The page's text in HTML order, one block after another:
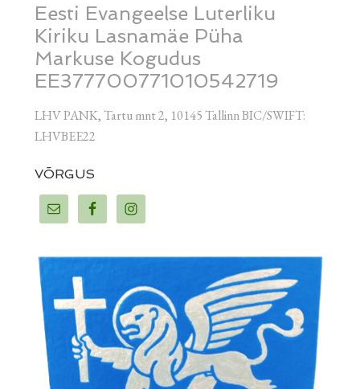
Eesti Evangeelse Luterliku
Kiriku Lasnamäe Püha
Markuse Kogudus
EE377700771010542719
LHV PANK, Tartu mnt 2, 10145 Tallinn BIC/SWIFT:
LHVBEE22
VÕRGUS